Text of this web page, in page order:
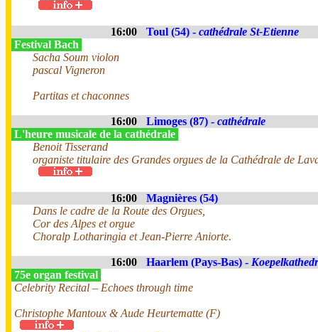
16:00 Toul (54) - cathédrale St-Etienne
Festival Bach
Sacha Soum violon
pascal Vigneron
Partitas et chaconnes
16:00 Limoges (87) - cathédrale
L'heure musicale de la cathédrale
Benoit Tisserand
organiste titulaire des Grandes orgues de la Cathédrale de
16:00
Magnières (54)
Dans le cadre de la Route des Orgues,
Cor des Alpes et orgue
Choralp Lotharingia et Jean-Pierre Aniorte.
16:00 Haarlem (Pays-Bas) -
75e organ festival
Celebrity Recital – Echoes through time
Christophe Mantoux & Aude Heurtematte (F)